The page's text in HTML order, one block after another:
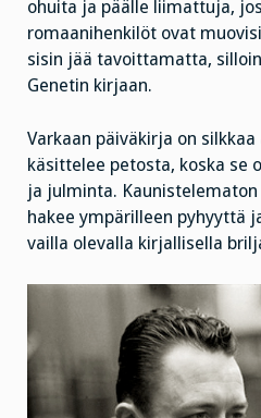
ohuita ja päälle liimattuja,
romaanihenkilöt ovat
sisin jää tavoittamatta,
Genetin kirjaan.
Varkaan päiväkirja on
käsittelee petosta, koska se
ja julminta.
hakee ympärilleen pyhyyttä
vailla olevalla kirjallisella